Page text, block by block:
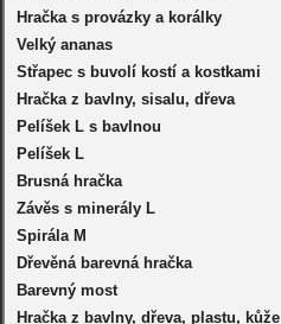
Hračka s provázky a korálky
Velký ananas
Střapec s buvolí kostí a kostkami
Hračka z bavlny, sisalu, dřeva
Pelíšek L s bavlnou
Pelíšek L
Brusná hračka
Závěs s minerály L
Spirála M
Dřevěná barevná hračka
Barevný most
Hračka z bavlny, dřeva, plastu, kůže